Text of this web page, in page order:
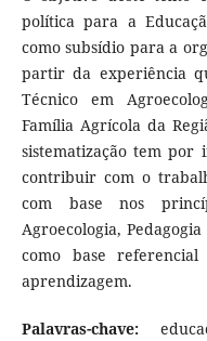
política para a
como subsídio para a
partir da experiência
Técnico em
Família Agrícola da
sistematização tem por
contribuir com o
com base nos
Agroecologia,
como base
aprendizagem.
Palavras-chave: